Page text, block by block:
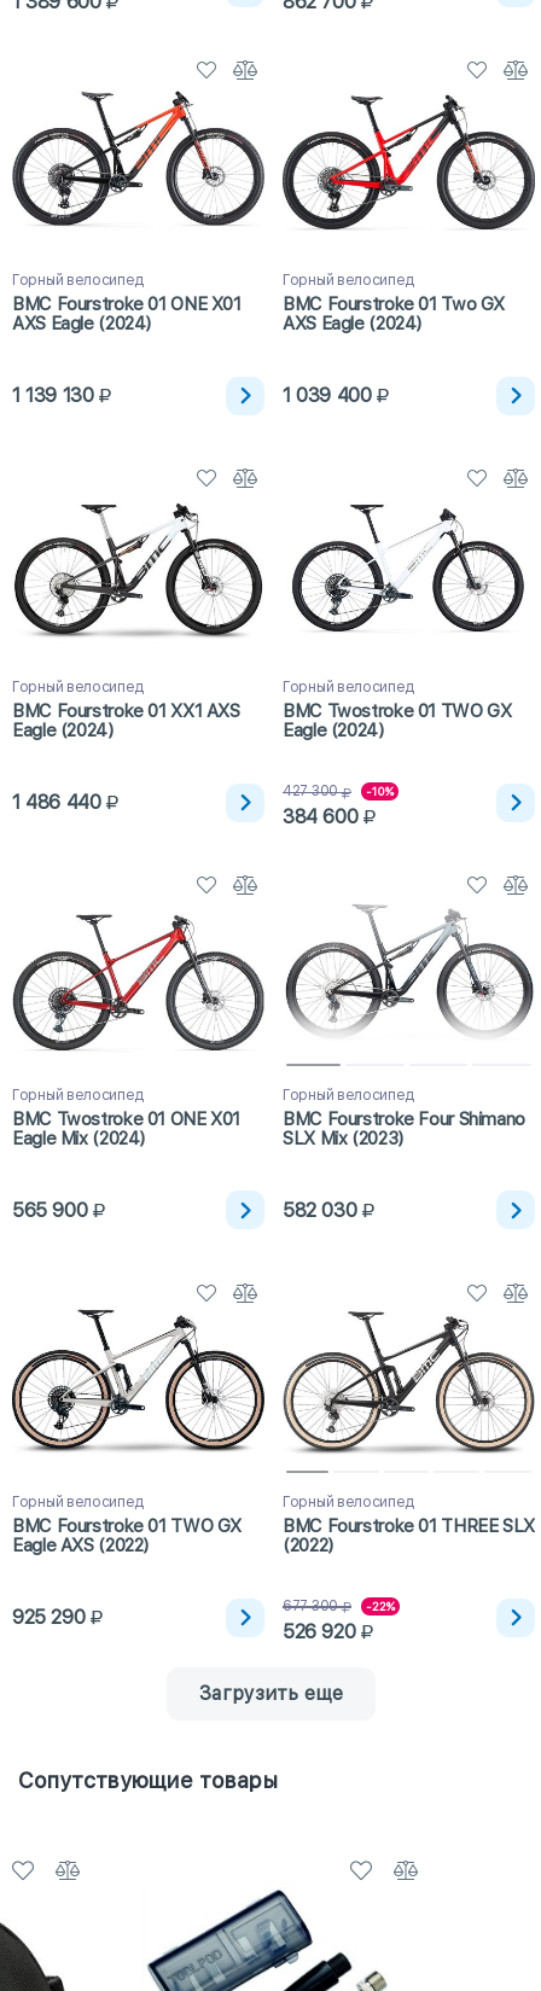
Горный велосипед
BMC Fourstroke 01 ONE X01
AXS Eagle (2024)
1 139 130
Горный велосипед
BMC Fourstroke 01 Two GX
AXS Eagle (2024)
1 039 400
Горный велосипед
BMC Fourstroke 01 XX1 AXS
Eagle (2024)
1 486 440
Горный велосипед
BMC Twostroke 01 TWO GX
Eagle (2024)
427 300 -10%
384 600
Горный велосипед
BMC Twostroke 01 ONE X01
Eagle Mix (2024)
565 900
Горный велосипед
BMC Fourstroke Four Shimano
SLX Mix (2023)
582 030
Горный велосипед
BMC Fourstroke 01 TWO GX
Eagle AXS (2022)
925 290
Горный велосипед
BMC Fourstroke 01 THREE SLX
(2022)
677 300 -22%
526 920
Загрузить еще
Сопутствующие товары